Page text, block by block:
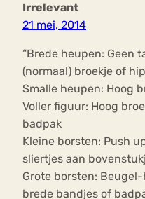
Irrelevant
21 mei, 2014
“Brede heupen: Geen
(normaal) broekje of
Smalle heupen: Hoog
Voller figuur: Hoog
badpak
Kleine borsten: Push
sliertjes aan
Grote borsten:
brede bandjes of